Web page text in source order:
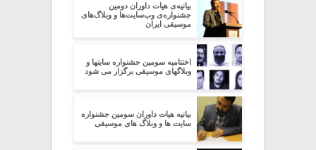
بیانیه‌ی هیات داوران دومین
جشنواره‌ی وب‌سایت‌ها و وبلاگ‌های
موسیقی ایران
اختتامیه سومین جشنواره سایتها و
وبلاگهای موسیقی برگزار می شود
بیانیه هیات داوران سومین جشنواره
سایت ها و وبلاگ های موسیقی